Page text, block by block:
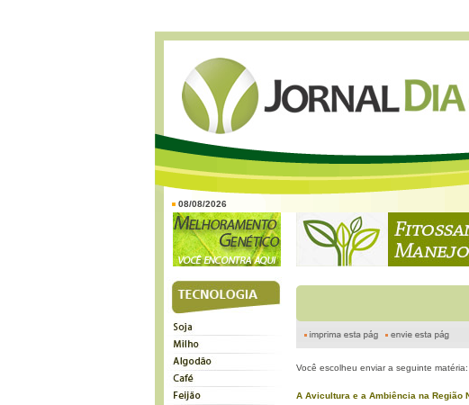
08/08/2026
Você escolheu enviar a seguinte matéria:
A Avicultura e a Ambiência na Região